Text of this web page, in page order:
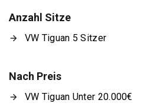
Anzahl Sitze
VW Tiguan 5 Sitzer
Nach Preis
VW Tiguan Unter 20.000€